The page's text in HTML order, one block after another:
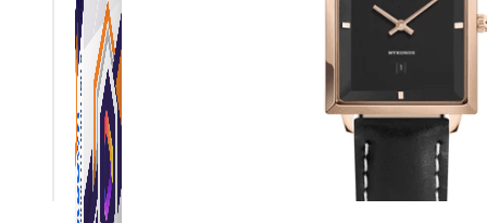
Simple Tikdown
Công cụ giúp bạn tải video Tiktok không có logo
nhanh chóng.